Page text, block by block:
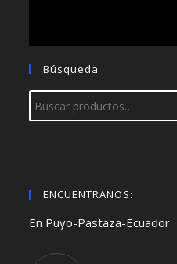
Búsqueda
ENCUENTRANOS:
En Puyo-Pastaza-Ecuador